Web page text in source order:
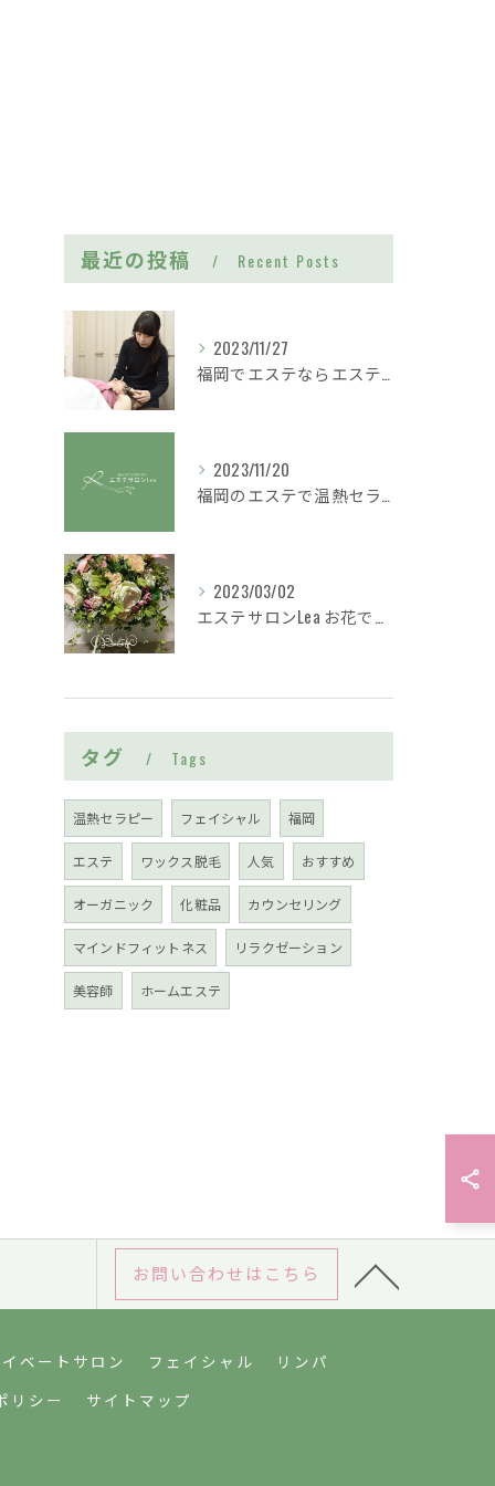
最近の投稿 Recent Posts
2023/11/27
福岡でエステならエステサロンLea｜おすすめはフェイシャル・まつ毛パーマ・ボディケア
2023/11/20
福岡のエステで温熱セラピーを用いた施術を行っております。
2023/03/02
エステサロンLea お花でお迎えいたします
タグ Tags
温熱セラピー フェイシャル 福岡
エステ ワックス脱毛 人気 おすすめ
オーガニック 化粧品 カウンセリング
マインドフィットネス リラクゼーション
美容師 ホームエステ
お問い合わせはこちら
ベートサロン フェイシャル
リンパ
リシー サイトマップ